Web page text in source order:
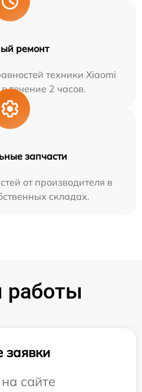
ремонт
техники Xiaomi
течение 2 часов.
запчасти
от производителя в
складах.
работы
сайте